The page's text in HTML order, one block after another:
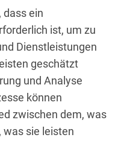
dass ein
ist, um zu
Dienstleistungen
geschätzt
und Analyse
können
zwischen dem, was
was sie leisten